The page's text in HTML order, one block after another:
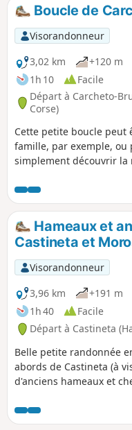
Boucle de
Visorandonneur
3,02 km
+120 m
1h 10
Facile
Départ à Carcheto-
Corse)
Cette petite boucle peut
famille, par exemple, ou
simplement découvrir la
peu difficile. À travers
pourrez ainsi découvrir
naturel (cascade) mais
de la région.
Hameaux et
Castineta et
Visorandonneur
3,96 km
+191 m
1h 40
Facile
Départ à Castineta
Belle petite randonnée
abords de Castineta (à
d'anciens hameaux et
très utilisés à l'époque
Castineta n'existait pas.